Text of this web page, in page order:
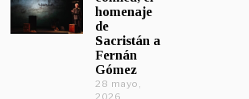
homenaje
de
Sacristán a
Fernán
Gómez
28 mayo,